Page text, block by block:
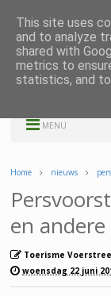
MENU
Home nieuws pers
en
Toerisme
woensdag 22 juni
This site uses
and to analyze
shared with
metrics to
statistics, and